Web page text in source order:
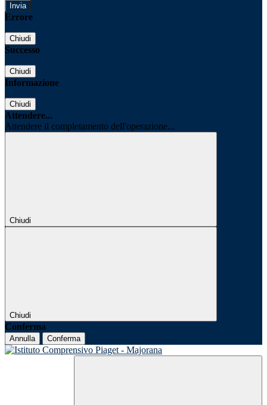
Errore
Chiudi
Successo
Chiudi
Informazione
Chiudi
Attendere...
Attendere il completamento dell'operazione...
Chiudi
Chiudi
Conferma
Annulla Conferma